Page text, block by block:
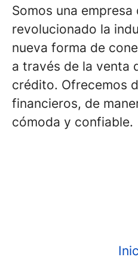
Somos una empresa
revolucionado la
nueva forma de
a través de la venta
crédito. Ofrecemos
financieros, de
cómoda y confiable.